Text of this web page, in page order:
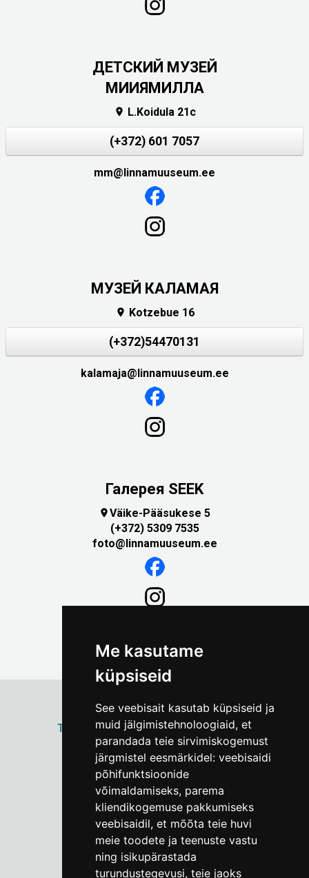
Me kasutame
küpsiseid
See veebisait kasutab küpsiseid ja
muid jälgimistehnoloogiaid, et
parandada teie sirvimiskogemust
järgmistel eesmärkidel: veebisaidi
põhifunktsioonide
võimaldamiseks, parema
kliendikogemuse pakkumiseks
veebisaidil, et mõõta teie huvi
meie toodete ja teenuste vastu
ning isikupärastada
turundustegevusi, teie jaoks
ДЕТСКИЙ МУЗЕЙ
МИИЯМИЛЛА
 L.Koidula 21c
(+372) 601 7057
mm@linnamuuseum.ee
МУЗЕЙ КАЛАМАЯ
 Kotzebue 16
(+372)54470131
kalamaja@linnamuuseum.ee
Галерея SEEK
Väike-Pääsukese 5
(+372) 5309 7535
foto@linnamuuseum.ee
ТАЛЛИННСКИЙГОРОДСКОЙ МУЗЕЙ
Vene 17
Пн–Пт 9–17:(+372) 610 4178
info@linnamuuseum.ee